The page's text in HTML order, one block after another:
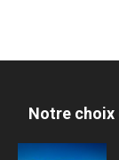
Notre